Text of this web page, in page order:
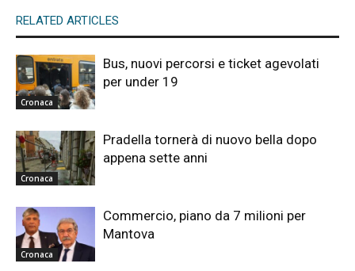
RELATED ARTICLES
Cronaca
Bus, nuovi percorsi e ticket agevolati
per under 19
Cronaca
Pradella tornerà di nuovo bella dopo
appena sette anni
Cronaca
Commercio, piano da 7 milioni per
Mantova